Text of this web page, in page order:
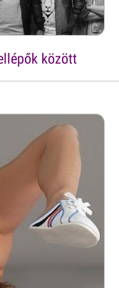
között